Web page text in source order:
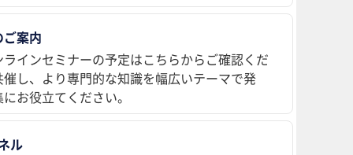
案内
インセミナーの予定はこちらからご確認くだ
し、より専門的な知識を幅広いテーマで発
お役立てください。
ル